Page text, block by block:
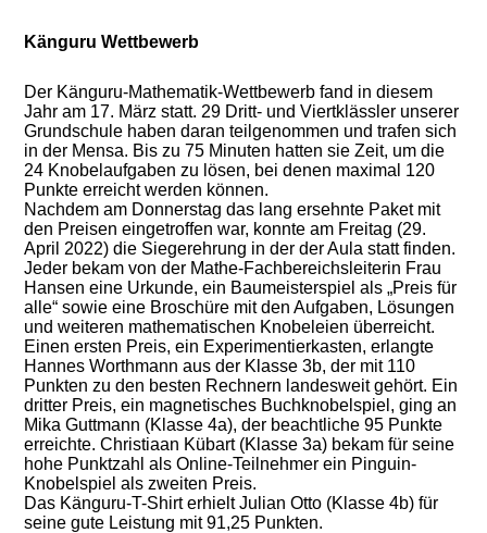
Känguru Wettbewerb
Der Känguru-Mathematik-Wettbewerb fand in diesem
Jahr am 17. März statt. 29 Dritt- und Viertklässler unserer
Grundschule haben daran teilgenommen und trafen sich
in der Mensa. Bis zu 75 Minuten hatten sie Zeit, um die
24 Knobelaufgaben zu lösen, bei denen maximal 120
Punkte erreicht werden können.
Nachdem am Donnerstag das lang ersehnte Paket mit
den Preisen eingetroffen war, konnte am Freitag (29.
April 2022) die Siegerehrung in der der Aula statt finden.
Jeder bekam von der Mathe-Fachbereichsleiterin Frau
Hansen eine Urkunde, ein Baumeisterspiel als „Preis für
alle“ sowie eine Broschüre mit den Aufgaben, Lösungen
und weiteren mathematischen Knobeleien überreicht.
Einen ersten Preis, ein Experimentierkasten, erlangte
Hannes Worthmann aus der Klasse 3b, der mit 110
Punkten zu den besten Rechnern landesweit gehört. Ein
dritter Preis, ein magnetisches Buchknobelspiel, ging an
Mika Guttmann (Klasse 4a), der beachtliche 95 Punkte
erreichte. Christiaan Kübart (Klasse 3a) bekam für seine
hohe Punktzahl als Online-Teilnehmer ein Pinguin-
Knobelspiel als zweiten Preis.
Das Känguru-T-Shirt erhielt Julian Otto (Klasse 4b) für
seine gute Leistung mit 91,25 Punkten.